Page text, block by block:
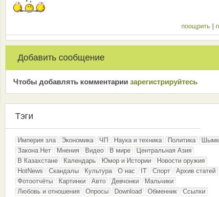
поощрить |
Добавить сообщение
Чтобы добавлять комментарии зарeгиcтрирyйтeсь
Тэги
Империя зла Экономика ЧП Наука и техника Политика
Закона.Нет
Мнения Видео В мире
Центральная Азия
В Казахстане
Календарь Юмор и Истории
Новости оружия
HotNews
Скандалы Культура О нас IT Спорт
Архив статей
Фотоотчёты
Картинки Авто Девчонки
Мальчики
Любовь и отношения
Опросы Download Обменник
Ссылки